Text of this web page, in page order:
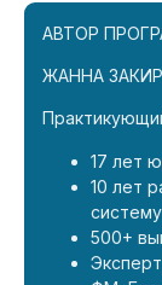
АВТОР
ЖАННА
17 лет
10 лет
500+